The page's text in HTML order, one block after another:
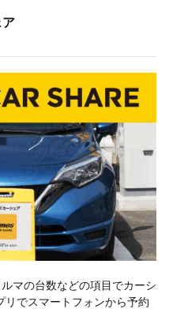
マの台数などの項目でカーシ
リでスマートフォンから予約